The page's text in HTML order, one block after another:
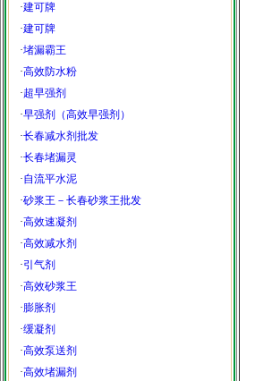
·建可牌
·建可牌
·堵漏霸王
·高效防水粉
·超早强剂
·早强剂（高效早强剂）
·长春减水剂批发
·长春堵漏灵
·自流平水泥
·砂浆王－长春砂浆王批发
·高效速凝剂
·高效减水剂
·引气剂
·高效砂浆王
·膨胀剂
·缓凝剂
·高效泵送剂
·高效堵漏剂